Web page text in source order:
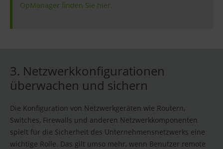
OpManager finden Sie hier.
3. Netzwerkkonfigurationen
überwachen und sichern
Die Konfiguration von Netzwerkgeräten wie Routern,
Switches, Firewalls und anderen Netzwerkkomponenten
spielt für die Sicherheit des Unternehmensnetzwerks eine
wichtige Rolle. Das gilt umso mehr, wenn Benutzer remote